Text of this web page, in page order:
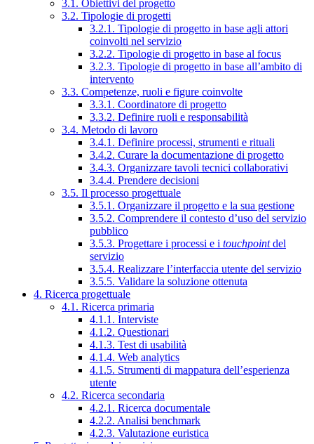
3.1. Obiettivi del progetto
3.2. Tipologie di progetti
3.2.1. Tipologie di progetto in base agli attori
coinvolti nel servizio
3.2.2. Tipologie di progetto in base al focus
3.2.3. Tipologie di progetto in base all’ambito di
intervento
3.3. Competenze, ruoli e figure coinvolte
3.3.1. Coordinatore di progetto
3.3.2. Definire ruoli e responsabilità
3.4. Metodo di lavoro
3.4.1. Definire processi, strumenti e rituali
3.4.2. Curare la documentazione di progetto
3.4.3. Organizzare tavoli tecnici collaborativi
3.4.4. Prendere decisioni
3.5. Il processo progettuale
3.5.1. Organizzare il progetto e la sua gestione
3.5.2. Comprendere il contesto d’uso del servizio
pubblico
3.5.3. Progettare i processi e i touchpointdel
servizio
3.5.4. Realizzare l’interfaccia utente del servizio
3.5.5. Validare la soluzione ottenuta
4. Ricerca progettuale
4.1. Ricerca primaria
4.1.1. Interviste
4.1.2. Questionari
4.1.3. Test di usabilità
4.1.4. Web analytics
4.1.5. Strumenti di mappatura dell’esperienza
utente
4.2. Ricerca secondaria
4.2.1. Ricerca documentale
4.2.2. Analisi benchmark
4.2.3. Valutazione euristica